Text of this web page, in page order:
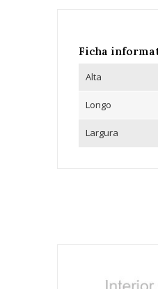
Ficha
Alta
Longo
Largura